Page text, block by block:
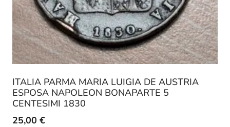
ITALIA PARMA MARIA LUIGIA DE AUSTRIA
ESPOSA NAPOLEON BONAPARTE 5
CENTESIMI 1830
25,00 €